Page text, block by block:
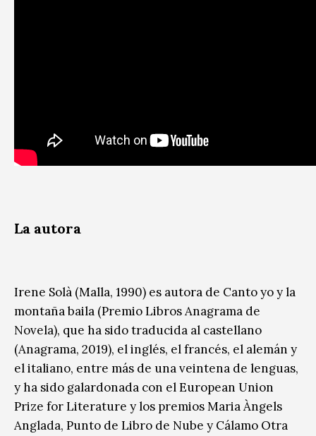
La autora
Irene Solà (Malla, 1990) es autora de Canto yo y la
montaña baila (Premio Libros Anagrama de
Novela), que ha sido traducida al castellano
(Anagrama, 2019), el inglés, el francés, el alemán y
el italiano, entre más de una veintena de lenguas,
y ha sido galardonada con el European Union
Prize for Literature y los premios Maria Àngels
Anglada, Punto de Libro de Nube y Cálamo Otra